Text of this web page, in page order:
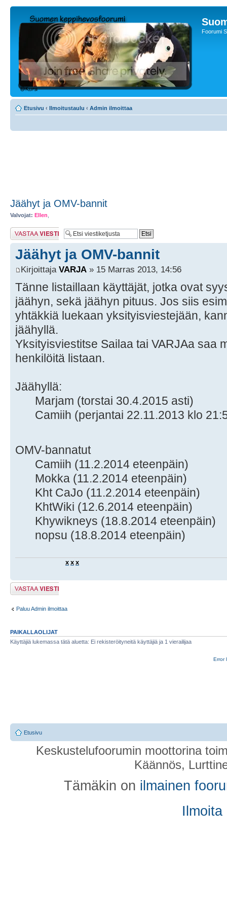
Foorumi
Etusivu ‹ Ilmoitustaulu ‹ Admin ilmoittaa
Jäähyt ja OMV-bannit
Valvojat: Ellen
Lähetä vastaus
Jäähyt ja OMV-bannit
Kirjoittaja VARJA » 15 Marras 2013, 14:56
Tänne listaillaan käyttäjät, jotka ovat
jäähyn, sekä jäähyn pituus. Jos siis
yhtäkkiä luekaan yksityisviestejään,
jäähyllä.
Yksityisviestitse Sailaa tai VARJAa saa
henkilöitä listaan.
Jäähyllä:
Marjam (torstai 30.4.2015 asti)
Camiih (perjantai 22.11.2013 klo
OMV-bannatut
Camiih (11.2.2014 eteenpäin)
Mokka (11.2.2014 eteenpäin)
Kht CaJo (11.2.2014 eteenpäin)
KhtWiki (12.6.2014 eteenpäin)
Khywikneys (18.8.2014 eteenpäin)
nopsu (18.8.2014 eteenpäin)
x x x
Lähetä vastaus
Paluu Admin ilmoittaa
PAIKALLAOLIJAT
Käyttäjiä lukemassa tätä aluetta: Ei rekisteröityneitä käyttäjiä ja 1 vierailijaa
Error
Etusivu
Keskustelufoorumin moottorina
Käännös,
Tämäkin on ilmainen